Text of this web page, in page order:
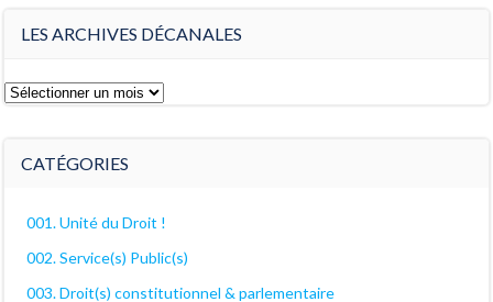
LES ARCHIVES DÉCANALES
Les
CATÉGORIES
001. Unité du Droit !
002. Service(s) Public(s)
003. Droit(s) constitutionnel & parlementaire